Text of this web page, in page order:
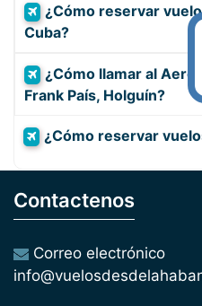
¿Cómo reservar
Cuba?
¿Cómo llamar al
Frank País, Holguín?
¿Cómo reservar
Contactenos
Correo electrónico